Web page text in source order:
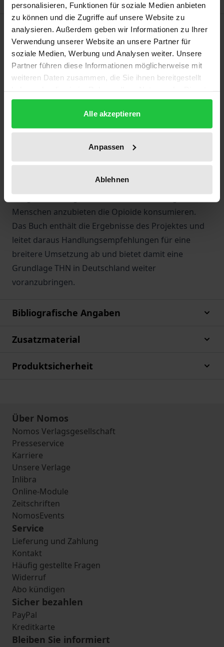
personalisieren, Funktionen für soziale Medien anbieten
zu können und die Zugriffe auf unsere Website zu
analysieren. Außerdem geben wir Informationen zu Ihrer
Verwendung unserer Website an unsere Partner für
soziale Medien, Werbung und Analysen weiter. Unsere
Partner führen diese Informationen möglicherweise mit
weiteren Daten zusammen, die Sie ihnen bereitgestellt
gesammelt haben.
Alle akzeptieren
Anpassen
Ablehnen
Beschreibung
Während in anderen Ländern wie den USA und
Kanada Take-Home-Naloxon (THN) als Lebensretter
anerkannt ist, bleibt die schadensmindernde
Maßnahme in Deutschland deutlich hinter ihrem
Potenzial zurück. Dieses Buch bietet einen ersten
Überblick über THN, die Verbreitung in Deutschland
und was es für eine flächendeckende Versorgung
Mitarbeitende aus Einrichtungen der Aids- und
Menschen anzubieten die Opioide konsumieren.
Das Buch enthält die Ergebnisse des Projektes und
leitet daraus Handlungsempfehlungen für eine
breitere Umsetzung ab und bietet damit eine
Grundlage THN in Deutschland weiter
voranzubringen.
Bibliografische Angaben
Zusatzmaterial
Produktsicherheit
Über Nomos
Nomos Verlagsgesellschaft
Presseservice
Karriere
Unsere Verlage
Inlibra
Online-Module
Zeitschriften
NomosEvents
Service
Lieferung und Zahlung
Kontakt
Häufig gestellte Fragen
Widerruf
Abo kündigen
Sicher bezahlen
PayPal
Kreditkarte
Bleiben Sie informiert